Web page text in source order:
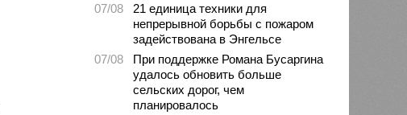
07/08
21 единица техники для
непрерывной борьбы с пожаром
задействована в Энгельсе
07/08
При поддержке Романа Бусаргина
удалось обновить больше
сельских дорог, чем
планировалось